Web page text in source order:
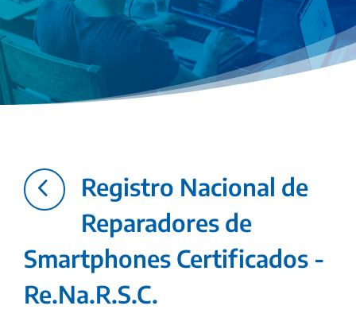
4
Registro Nacional de
Reparadores de
Smartphones Certificados -
Re.Na.R.S.C.